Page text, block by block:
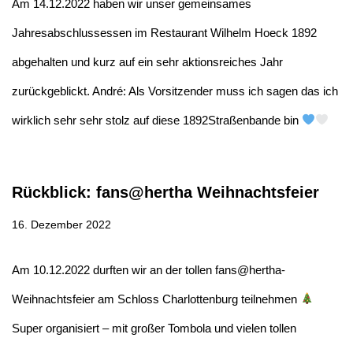
Am 14.12.2022 haben wir unser gemeinsames
Jahresabschlussessen im Restaurant Wilhelm Hoeck 1892
abgehalten und kurz auf ein sehr aktionsreiches Jahr
zurückgeblickt. André: Als Vorsitzender muss ich sagen das ich
wirklich sehr sehr stolz auf diese 1892Straßenbande bin
Rückblick: fans@hertha Weihnachtsfeier
16. Dezember 2022
Am 10.12.2022 durften wir an der tollen fans@hertha-
Weihnachtsfeier am Schloss Charlottenburg teilnehmen
Super organisiert – mit großer Tombola und vielen tollen